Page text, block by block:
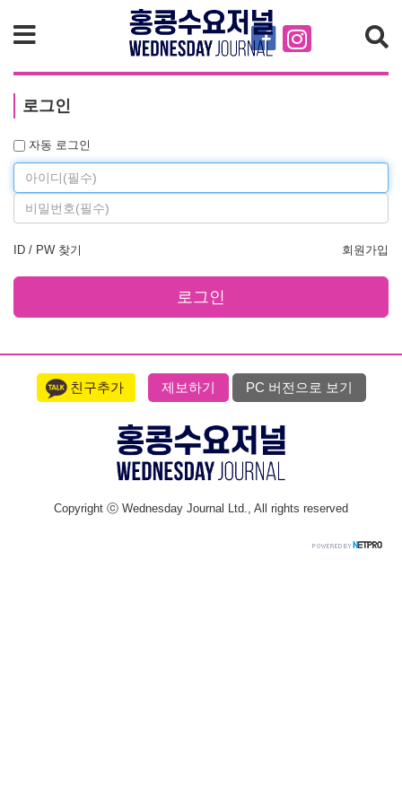
로그인
자동 로그인
Password
ID / PW 찾기 회원가입
로그인
친구추가 제보하기 PC 버전으로 보기
Copyright ⓒ Wednesday Journal Ltd., All rights reserved